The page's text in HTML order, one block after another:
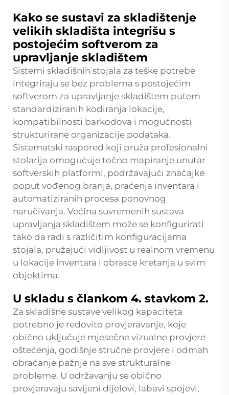
Kako se sustavi za skladištenje
velikih skladišta integrišu s
postojećim softverom za
upravljanje skladištem
Sistemi skladišnih stojala za teške potrebe
integriraju se bez problema s postojećim
softverom za upravljanje skladištem putem
standardiziranih kodiranja lokacije,
kompatibilnosti barkodova i mogućnosti
strukturirane organizacije podataka.
Sistematski raspored koji pruža profesionalni
stolarija omogućuje točno mapiranje unutar
softverskih platformi, podržavajući značajke
poput vođenog branja, praćenja inventara i
automatiziranih procesa ponovnog
naručivanja. Većina suvremenih sustava
upravljanja skladištem može se konfigurirati
tako da radi s različitim konfiguracijama
stojala, pružajući vidljivost u realnom vremenu
u lokacije inventara i obrasce kretanja u svim
objektima.
U skladu s člankom 4. stavkom 2.
Za skladišne sustave velikog kapaciteta
potrebno je redovito provjeravanje, koje
obično uključuje mjesečne vizualne provjere
oštećenja, godišnje stručne provjere i odmah
obraćanje pažnje na sve strukturalne
probleme. U održavanju se obično
provjeravaju savijeni dijelovi, labavi spojevi,